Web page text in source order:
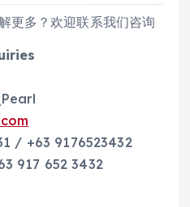
更多？欢迎联系我们咨询
/ +63 9176523432
917 652 3432